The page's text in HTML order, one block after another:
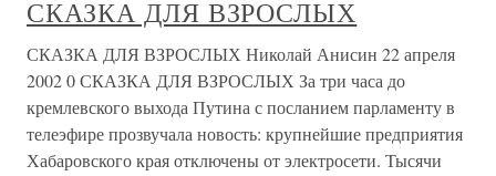
СКАЗКА ДЛЯ ВЗРОСЛЫХ
СКАЗКА ДЛЯ ВЗРОСЛЫХ Николай Анисин 22 апреля
2002 0 СКАЗКА ДЛЯ ВЗРОСЛЫХ За три часа до
кремлевского выхода Путина с посланием парламенту в
телеэфире прозвучала новость: крупнейшие предприятия
Хабаровского края отключены от электросети. Тысячи